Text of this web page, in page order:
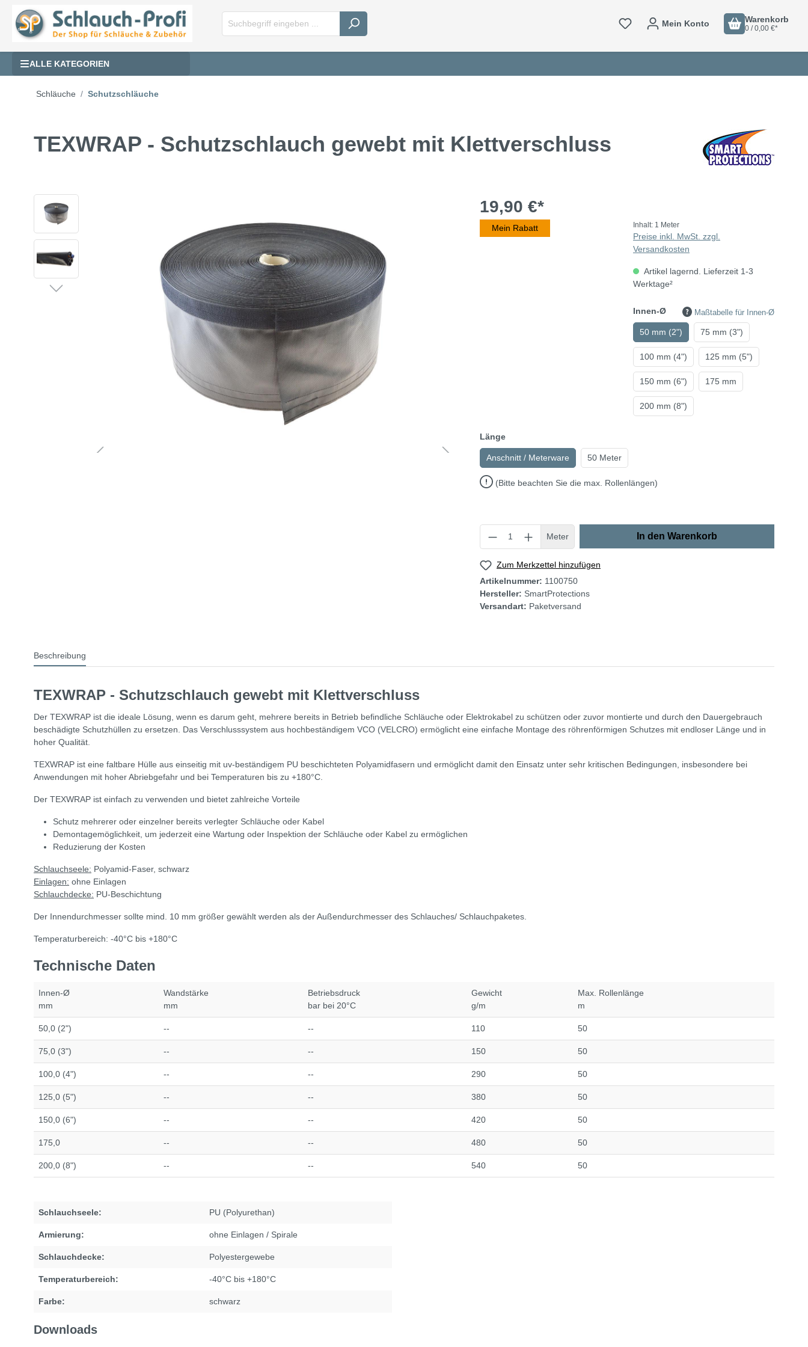
Mein Konto Warenkorb
0 / 0,00 €*
ALLE KATEGORIEN
Schläuche Schutzschläuche
TEXWRAP - Schutzschlauch gewebt mit Klettverschluss
19,90 €*
Mein Rabatt Inhalt: 1 Meter
Preise inkl. MwSt. zzgl.
Versandkosten
Artikel lagernd. Lieferzeit 1-3
Werktage²
Innen-Ø Maßtabelle für Innen-Ø
50 mm (2") 75 mm (3")
100 mm (4") 125 mm (5")
150 mm (6") 175 mm
200 mm (8")
Länge
Anschnitt / Meterware 50 Meter
(Bitte beachten Sie die max. Rollenlängen)
Meter In den Warenkorb
Zum Merkzettel hinzufügen
Artikelnummer: 1100750
Hersteller: SmartProtections
Versandart: Paketversand
Beschreibung
TEXWRAP - Schutzschlauch gewebt mit Klettverschluss
Der TEXWRAP ist die ideale Lösung, wenn es darum geht, mehrere bereits in Betrieb befindliche Schläuche oder Elektrokabel zu schützen oder zuvor montierte und durch den Dauergebrauch
beschädigte Schutzhüllen zu ersetzen. Das Verschlusssystem aus hochbeständigem VCO (VELCRO) ermöglicht eine einfache Montage des röhrenförmigen Schutzes mit endloser Länge und in
hoher Qualität.
TEXWRAP ist eine faltbare Hülle aus einseitig mit uv-beständigem PU beschichteten Polyamidfasern und ermöglicht damit den Einsatz unter sehr kritischen Bedingungen, insbesondere bei
Anwendungen mit hoher Abriebgefahr und bei Temperaturen bis zu +180°C.
Der TEXWRAP ist einfach zu verwenden und bietet zahlreiche Vorteile
Schutz mehrerer oder einzelner bereits verlegter Schläuche oder Kabel
Demontagemöglichkeit, um jederzeit eine Wartung oder Inspektion der Schläuche oder Kabel zu ermöglichen
Reduzierung der Kosten
Schlauchseele: Polyamid-Faser, schwarz
Einlagen: ohne Einlagen
Schlauchdecke: PU-Beschichtung
Der Innendurchmesser sollte mind. 10 mm größer gewählt werden als der Außendurchmesser des Schlauches/ Schlauchpaketes.
Temperaturbereich: -40°C bis +180°C
Technische Daten
Innen-Ø
mm
Wandstärke
mm
Betriebsdruck
bar bei 20°C
Gewicht
g/m
Max. Rollenlänge
m
50,0 (2") -- -- 110 50
75,0 (3") -- -- 150 50
100,0 (4") -- -- 290 50
125,0 (5") -- -- 380 50
150,0 (6") -- -- 420 50
175,0 -- -- 480 50
200,0 (8") -- -- 540 50
Schlauchseele: PU (Polyurethan)
Armierung: ohne Einlagen / Spirale
Schlauchdecke: Polyestergewebe
Temperaturbereich: -40°C bis +180°C
Farbe: schwarz
Downloads